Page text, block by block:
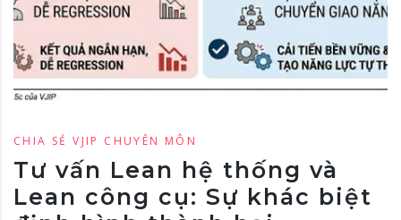
CHIA SẺ VJIP CHUYÊN MÔN
Tư vấn Lean hệ thống và
Lean công cụ: Sự khác biệt